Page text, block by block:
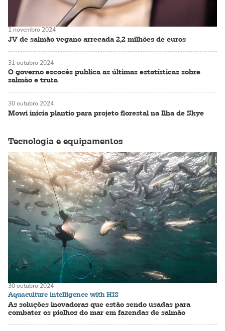
JV de salmão vegano arrecada 2,2 milhões de euros
1 novembro 2024
O governo escocês publica as últimas estatísticas sobre
salmão e truta
31 outubro 2024
Mowi inicia plantio para projeto florestal na Ilha de Skye
30 outubro 2024
Tecnologia e equipamentos
Aquaculture intelligence with HIS
As soluções inovadoras que estão sendo usadas para
combater os piolhos do mar em fazendas de salmão
30 outubro 2024